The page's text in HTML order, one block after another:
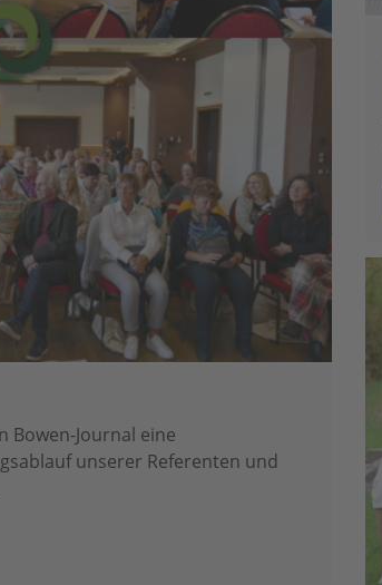
Bowen-Journal eine
unserer Referenten und